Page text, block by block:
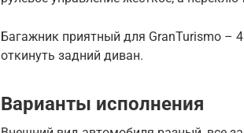
Багажник приятный для GranTurismo –
откинуть задний диван.
Варианты исполнения